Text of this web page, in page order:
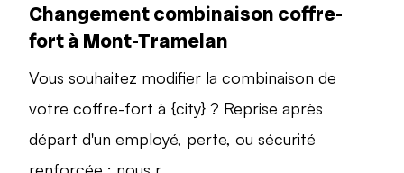
Changement combinaison coffre-
fort à Mont-Tramelan
Vous souhaitez modifier la combinaison de
votre coffre-fort à {city} ? Reprise après
départ d'un employé, perte, ou sécurité